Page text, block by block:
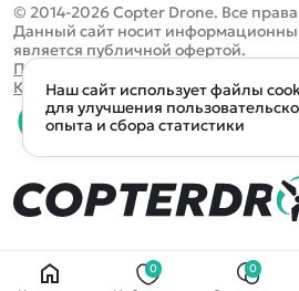
Игрушки
Запчасти для моделей
Бренды
Оплата и доставка
Помощь
Отследить заказ
Оплата на сайте
© 2014-2026 Copter Drone. Все
Данный сайт носит
является публичной офертой.
Политика конфиденциальности
Карта сайта
0 товаров
0 ₽
0 0
Определить
Санкт-Петербург Москва
Все подборки
Ещё более 300 населённых
Наш сайт использует файлы
для улучшения
опыта и сбора статистики